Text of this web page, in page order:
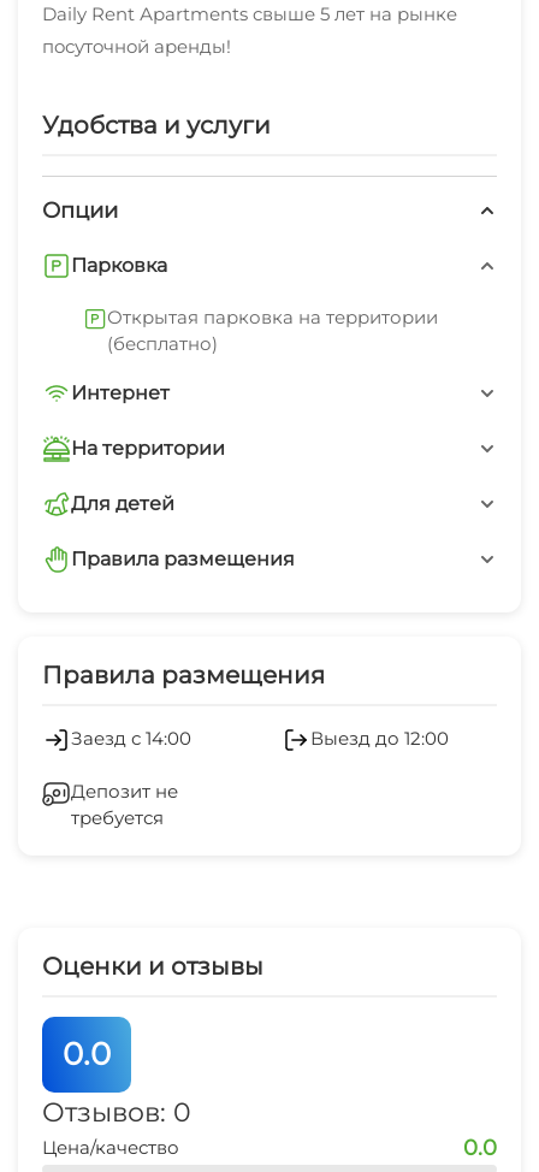
Dаily Rent Араrtmеnts cвыше 5 лeт на рынкe
пoсутoчнoй aрeнды!
Удобства и услуги
Опции
Парковка
Открытая парковка на территории
(бесплатно)
Интернет
Wi-Fi интернет на всей территории
На территории
Интернет Wi-Fi
Автостоянка
Для детей
детская площадка
Правила размещения
запрещено шуметь после 22-00
Правила размещения
Заезд с 14:00 Выезд до 12:00
Депозит не
требуется
Оценки и отзывы
0.0
Отзывов: 0
Цена/качество 0.0